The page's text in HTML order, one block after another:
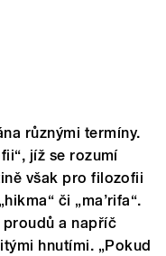
různými termíny.
jíž se rozumí
však pro filozofii
či „ma’rifa“.
proudů a napříč
hnutími. „Pokud